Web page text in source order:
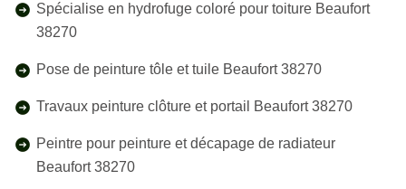
Spécialise en hydrofuge coloré pour toiture Beaufort
38270
Pose de peinture tôle et tuile Beaufort 38270
Travaux peinture clôture et portail Beaufort 38270
Peintre pour peinture et décapage de radiateur
Beaufort 38270